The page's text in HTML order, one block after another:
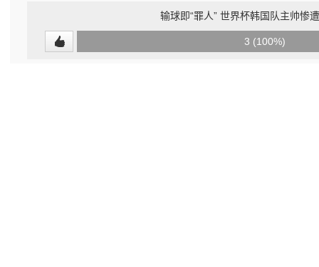
输球即“罪人” 世界杯韩国队主帅惨
3 (100%)